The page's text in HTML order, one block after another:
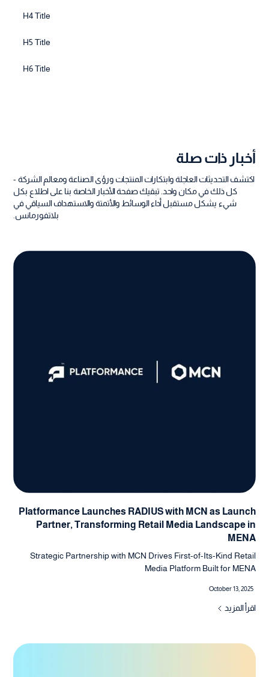
H4 Title
H5 Title
H6 Title
أخبار ذات صلة
اكتشف التحديثات العاجلة وابتكارات المنتجات ورؤى الصناعة ومعالم الشركة -
كل ذلك في مكان واحد. تبقيك صفحة الأخبار الخاصة بنا على اطلاع بكل
شيء يشكل مستقبل أداء الوسائط والأتمتة والاستهداف السياقي في
بلاتفورمانس.
Platformance Launches RADIUS with MCN as Launch
Partner, Transforming Retail Media Landscape in
MENA
Strategic Partnership with MCN Drives First-of-Its-Kind Retail
Media Platform Built for MENA
October 13, 2025
اقرأ المزيد